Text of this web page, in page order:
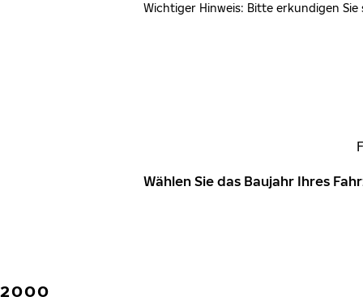
Wichtiger Hinweis: Bitte erkundigen
Wählen Sie das Baujahr Ihres
2000